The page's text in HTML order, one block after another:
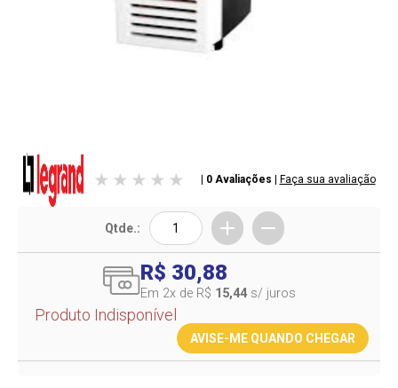
| 0 Avaliações Faça sua avaliação
Qtde.:
R$ 30,88
Em 2x de R$ 15,44 s/ juros
AVISE-ME QUANDO CHEGAR
Produto Indisponível